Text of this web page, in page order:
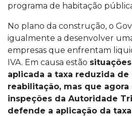
programa de habitação
No plano da construção, o
igualmente a desenvolver
empresas que enfrentam
IVA. Em causa estão
aplicada a taxa reduzida de
reabilitação, mas que
inspeções da Autoridade
defende a aplicação da